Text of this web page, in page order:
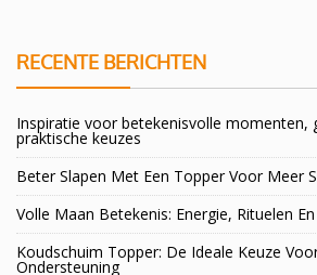
RECENTE BERICHTEN
Inspiratie voor betekenisvolle momenten,
praktische keuzes
Beter Slapen Met Een Topper Voor Meer
Volle Maan Betekenis: Energie, Rituelen
Koudschuim Topper: De Ideale Keuze
Ondersteuning